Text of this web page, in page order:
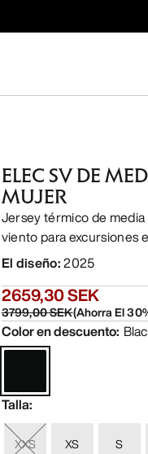
ELEC SV DE
MUJER
Jersey térmico de
viento para excursiones
El diseño:2025
2659,30 SEK
3799,00 SEK(Ahorra El30
Color en descuento:
Talla:
XXS XS S